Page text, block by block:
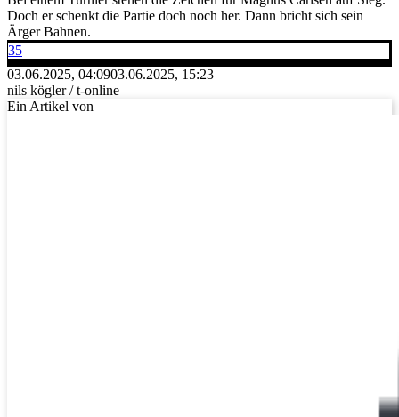
Doch er schenkt die Partie doch noch her. Dann bricht sich sein
Ärger Bahnen.
35
03.06.2025, 04:0903.06.2025, 15:23
nils kögler / t-online
Ein Artikel von